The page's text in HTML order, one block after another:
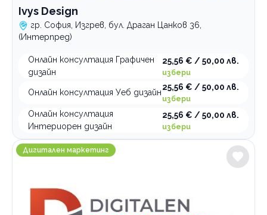
Ivys Design
гр. София, Изгрев, бул. Драган Цанков 36,
(Интерпред)
Онлайн консултация Графичен
дизайн
25,56 € / 50,00 лв.
избери
Онлайн консултация Уеб дизайн
25,56 € / 50,00 лв.
избери
Онлайн консултация
Интериорен дизайн
25,56 € / 50,00 лв.
избери
digitalenmarketing.bg
Дигитален маркетинг